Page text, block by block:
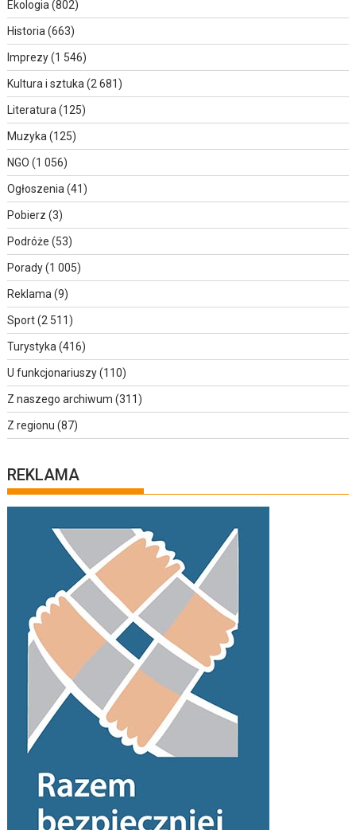
Ekologia (802)
Historia (663)
Imprezy(1 546)
Kultura i sztuka (2 681)
Literatura (125)
Muzyka (125)
NGO (1 056)
Ogłoszenia (41)
Pobierz (3)
Podróże (53)
Porady(1 005)
Reklama (9)
Sport(2 511)
Turystyka (416)
U funkcjonariuszy(110)
Z naszego archiwum (311)
Z regionu (87)
REKLAMA